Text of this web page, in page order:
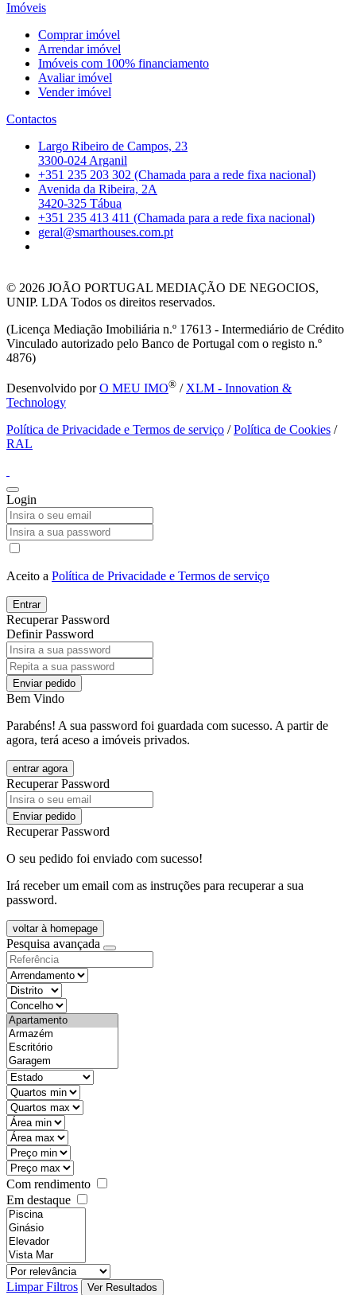
Imóveis
Comprar imóvel
Arrendar imóvel
Imóveis com 100% financiamento
Avaliar imóvel
Vender imóvel
Contactos
Largo Ribeiro de Campos, 23
3300-024 Arganil
+351 235 203 302 (Chamada para a rede fixa nacional)
Avenida da Ribeira, 2A
3420-325 Tábua
+351 235 413 411 (Chamada para a rede fixa nacional)
geral@smarthouses.com.pt
© 2026 JOÃO PORTUGAL MEDIAÇÃO DE NEGOCIOS,
UNIP. LDA Todos os direitos reservados.
(Licença Mediação Imobiliária n.º 17613 - Intermediário de Crédito
Vinculado autorizado pelo Banco de Portugal com o registo n.º
4876)
Desenvolvido porO MEU IMO® / XLM - Innovation &
Technology
Política de Privacidade e Termos de serviço /Política de Cookies /
RAL
Login
Aceito a Política de Privacidade e Termos de serviço
Entrar
Recuperar Password
Definir Password
Enviar pedido
Bem Vindo
Parabéns! A sua password foi guardada com sucesso. A partir de
agora, terá aceso a imóveis privados.
entrar agora
Recuperar Password
Enviar pedido
Recuperar Password
O seu pedido foi enviado com sucesso!
Irá receber um email com as instruções para recuperar a sua
password.
voltar à homepage
Pesquisa avançada
Com rendimento
Em destaque
Limpar Filtros Ver Resultados